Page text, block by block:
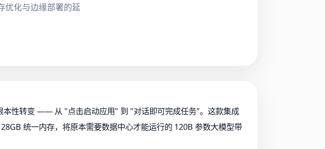
优化与边缘部署的延
本性转变 —— 从 "点击启动应用" 到 "对话即可完成任务"。这款集成
统一内存，将原本需要数据中心才能运行的 120B 参数大模型带